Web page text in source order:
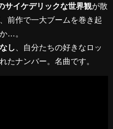
サイケデリックな世界観が散
前作で一大ブームを巻き起
…。
し
、自分たちの好きなロッ
たナンバー。名曲です。